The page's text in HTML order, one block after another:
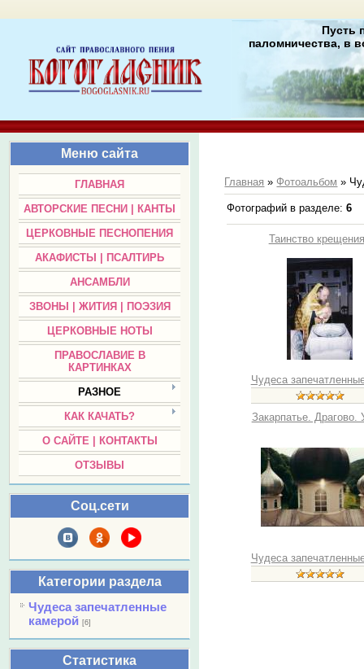
Пусть
паломничества, в
Меню сайта
ГЛАВНАЯ
АВТОРСКИЕ ПЕСНИ | КАНТЫ
ЦЕРКОВНЫЕ ПЕСНОПЕНИЯ
АКАФИСТЫ | ПСАЛТИРЬ
АНСАМБЛИ
ЗВОНЫ | ЖИТИЯ | ПОЭЗИЯ
ЦЕРКОВНЫЕ НОТЫ
ПРАВОСЛАВИЕ В
КАРТИНКАХ
РАЗНОЕ
КАК КАЧАТЬ?
О САЙТЕ | КОНТАКТЫ
ОТЗЫВЫ
Соц.сети
Категории раздела
Чудеса запечатленные
камерой [6]
Статистика
Главная »Фотоальбом »
Фотографий в разделе:6
Таинство крещения
Чудеса
Закарпатье. Драгово.
Чудеса